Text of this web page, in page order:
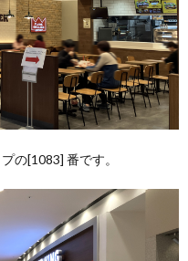
の[1083] 番です。